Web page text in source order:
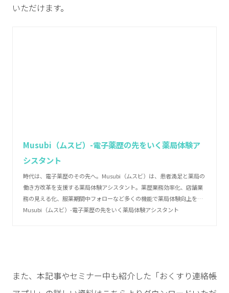
いただけます。
Musubi（ムスビ）-電子薬歴の先をいく薬局体験ア
シスタント
時代は、電子薬歴のその先へ。Musubi（ムスビ）は、患者満足と薬局の
働き方改革を支援する薬局体験アシスタント。薬歴業務効率化、店舗業
務の見える化、服薬期間中フォローなど多くの機能で薬局体験向上をア
シストします。
Musubi（ムスビ）-電子薬歴の先をいく薬局体験アシスタント
また、本記事やセミナー中も紹介した「おくすり連絡帳